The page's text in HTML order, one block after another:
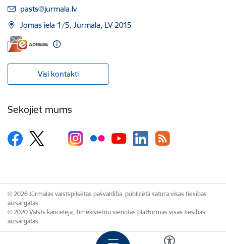
E-pasts:
pasts@jurmala.lv
Jomas iela 1/5, Jūrmala, LV 2015
Visi kontakti
Sekojiet mums
© 2026 Jūrmalas valstspilsētas pašvaldība, publicētā satura visas tiesības
aizsargātas.
© 2020 Valsts kanceleja, Tīmekļvietņu vienotās platformas visas tiesības
aizsargātas.